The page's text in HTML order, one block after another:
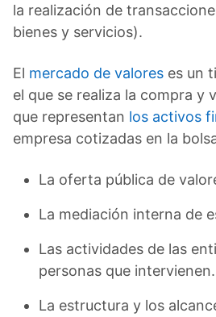
la realización de
bienes y servicios).
El mercado de valores es un
el que se realiza la compra y
que representan los activos
empresa cotizadas en la
La oferta pública de
La mediación interna de
Las actividades de las
personas que intervienen.
La estructura y los